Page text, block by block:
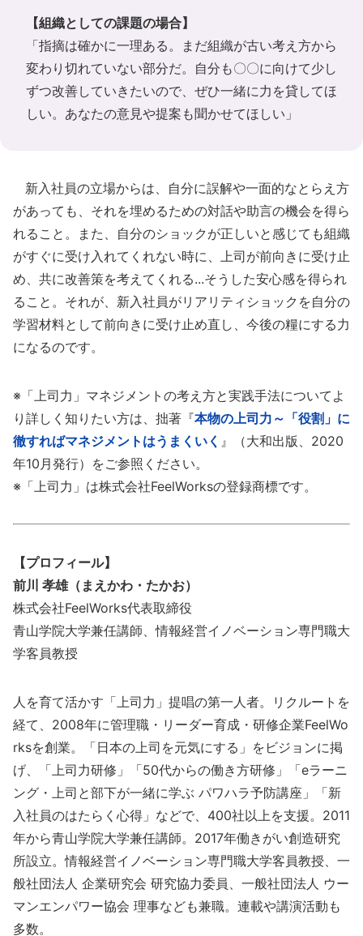
【組織としての課題の場合】
「指摘は確かに一理ある。まだ組織が古い考え方から
変わり切れていない部分だ。自分も〇〇に向けて少し
ずつ改善していきたいので、ぜひ一緒に力を貸してほ
しい。あなたの意見や提案も聞かせてほしい」
新入社員の立場からは、自分に誤解や一面的なとらえ方
があっても、それを埋めるための対話や助言の機会を得ら
れること。また、自分のショックが正しいと感じても組織
がすぐに受け入れてくれない時に、上司が前向きに受け止
め、共に改善策を考えてくれる...そうした安心感を得られ
ること。それが、新入社員がリアリティショックを自分の
学習材料として前向きに受け止め直し、今後の糧にする力
になるのです。
※「上司力」マネジメントの考え方と実践手法についてよ
り詳しく知りたい方は、拙著『本物の上司力～「役割」に
徹すればマネジメントはうまくいく 』（大和出版、2020
年10月発行）をご参照ください。
※「上司力」は株式会社FeelWorksの登録商標です。
【プロフィール】
前川 孝雄（まえかわ・たかお）
株式会社FeelWorks代表取締役
青山学院大学兼任講師、情報経営イノベーション専門職大
学客員教授
人を育て活かす「上司力」提唱の第一人者。リクルートを
経て、2008年に管理職・リーダー育成・研修企業FeelWo
rksを創業。「日本の上司を元気にする」をビジョンに掲
げ、「上司力研修」「50代からの働き方研修」「eラーニ
ング・上司と部下が一緒に学ぶ パワハラ予防講座」「新
入社員のはたらく心得」などで、400社以上を支援。2011
年から青山学院大学兼任講師。2017年働きがい創造研究
所設立。情報経営イノベーション専門職大学客員教授、一
般社団法人 企業研究会 研究協力委員、一般社団法人 ウー
マンエンパワー協会 理事なども兼職。連載や講演活動も
多数。